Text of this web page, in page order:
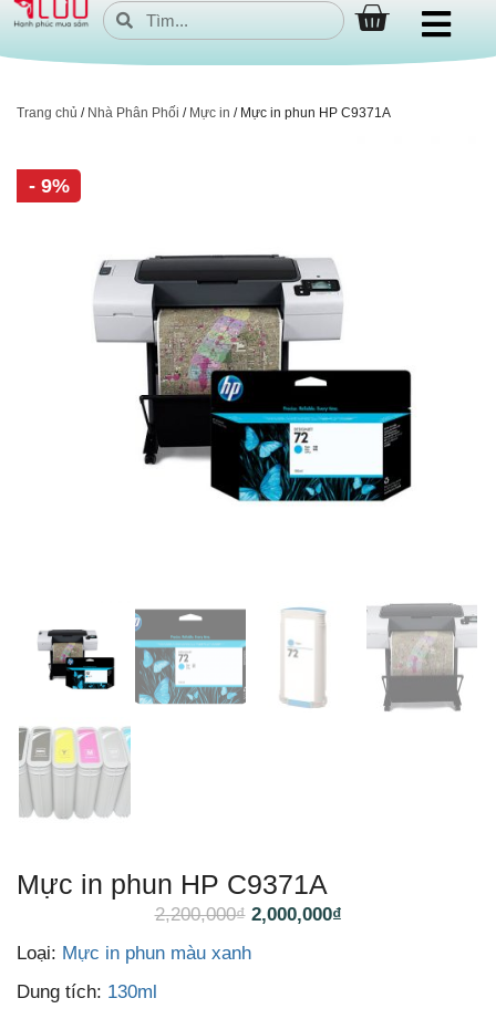
Trang chủ / Nhà Phân Phối / Mực in / Mực in phun HP C9371A
- 9%
Mực in phun HP C9371A
2,200,000₫ 2,000,000₫
Loại: Mực in phun màu xanh
Dung tích: 130ml